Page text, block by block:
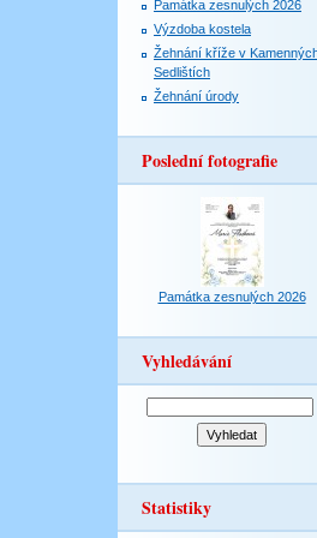
Památka zesnulých 2026
Výzdoba kostela
Žehnání kříže v
Sedlištích
Žehnání úrody
Poslední fotografie
Památka zesnulých 2026
Vyhledávání
Statistiky